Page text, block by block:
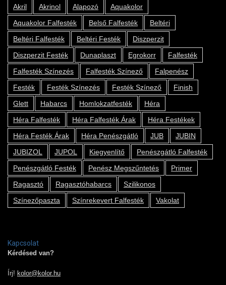
Akril
Akrinol Alapozó
Aquakolor
Aquakolor Falfesték
Belső Falfesték
Beltéri
Beltéri Falfesték
Beltéri Festék
Diszperzit
Diszperzit Festék
Dunaplaszt Egrokorr
Falfesték
Falfesték Színezés
Falfesték Színező
Falpenész
Festék
Festék Színezés Festék Színező
Finish
Glett
Habarcs Homlokzatfesték
Héra
Héra Falfesték
Héra Falfesték Árak
Héra Festékek
Héra Festék Árak
Héra Penészgátló JUB
JUBIN
JUBIZOL
JUPOL Kiegyenlítő
Penészgátló Falfesték
Penészgátló Festék
Penész Megszűntetés
Primer
Ragasztó
Ragasztóhabarcs
Szilikonos
Színezőpaszta
Színrekevert Falfesték Vakolat
Kapcsolat
Kérdésed van?
Írj! kolor@kolor.hu